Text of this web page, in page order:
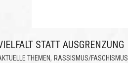
STATT AUSGRENZUNG
THEMEN, RASSISMUS/FASCHISMUS